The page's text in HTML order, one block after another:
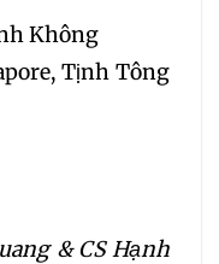
Không
Tịnh Tông
& CS Hạnh